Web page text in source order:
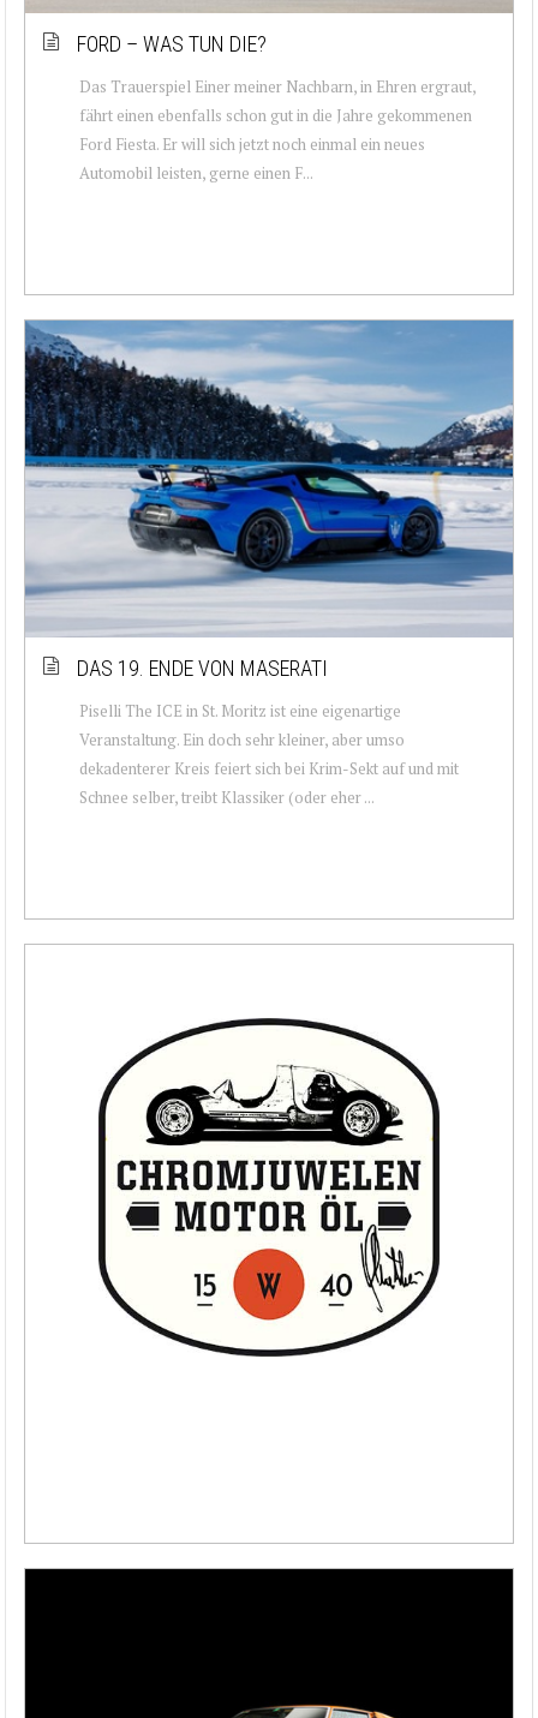
FORD – WAS TUN DIE?
Das Trauerspiel Einer meiner Nachbarn, in Ehren ergraut,
fährt einen ebenfalls schon gut in die Jahre gekommenen
Ford Fiesta. Er will sich jetzt noch einmal ein neues
Automobil leisten, gerne einen F...
DAS 19. ENDE VON MASERATI
Piselli The ICE in St. Moritz ist eine eigenartige
Veranstaltung. Ein doch sehr kleiner, aber umso
dekadenterer Kreis feiert sich bei Krim-Sekt auf und mit
Schnee selber, treibt Klassiker (oder eher ...